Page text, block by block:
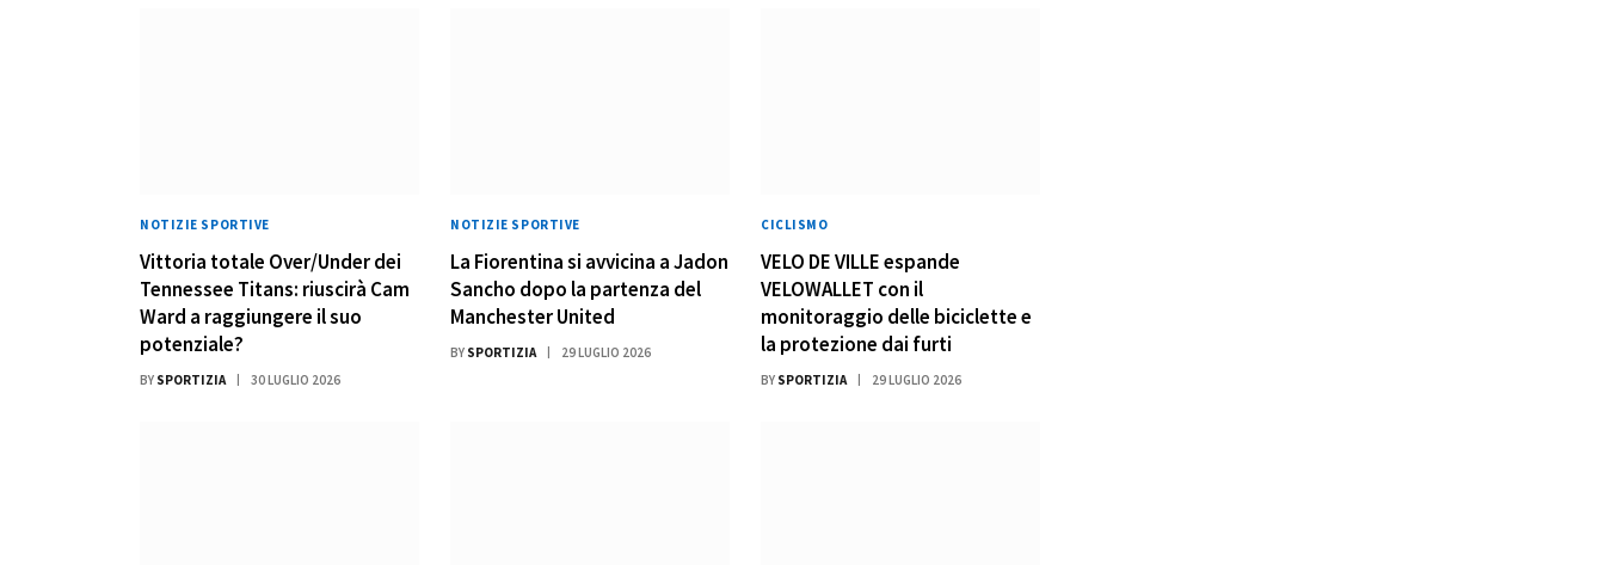
NOTIZIE SPORTIVE
Vittoria totale Over/Under dei
Tennessee Titans: riuscirà Cam
Ward a raggiungere il suo
potenziale?
BY SPORTIZIA 30 LUGLIO 2026
NOTIZIE SPORTIVE
La Fiorentina si avvicina a Jadon
Sancho dopo la partenza del
Manchester United
BY SPORTIZIA 29 LUGLIO 2026
CICLISMO
VELO DE VILLE espande
VELOWALLET con il
monitoraggio delle biciclette e
la protezione dai furti
BY SPORTIZIA 29 LUGLIO 2026